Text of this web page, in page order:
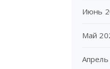
Июнь
Май